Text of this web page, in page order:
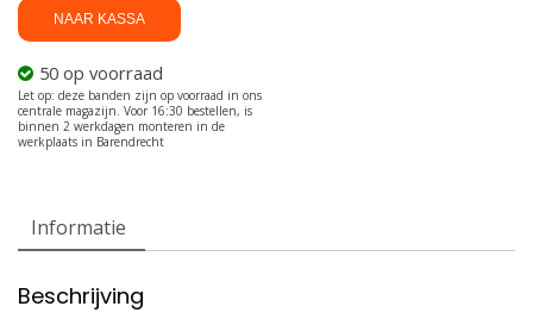
NAAR KASSA
50 op voorraad
Informatie
Beschrijving